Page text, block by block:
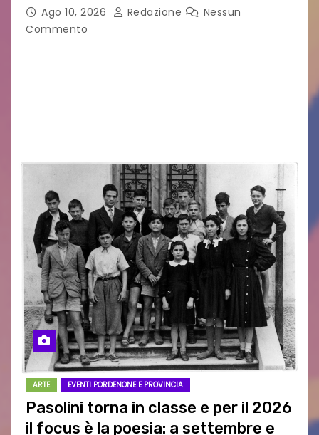
Ago 10, 2026 Redazione
Nessun
Commento
ARTE EVENTI PORDENONE E PROVINCIA
Pasolini torna in classe e per il 2026
il focus è la poesia: a settembre e